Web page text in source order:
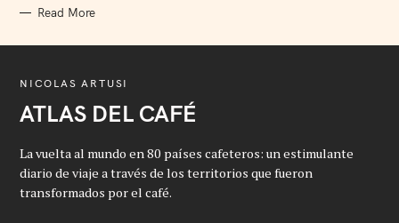
Read More
NICOLAS ARTUSI
ATLAS DEL CAFÉ
La vuelta al mundo en 80 países cafeteros: un estimulante
diario de viaje a través de los territorios que fueron
transformados por el café.